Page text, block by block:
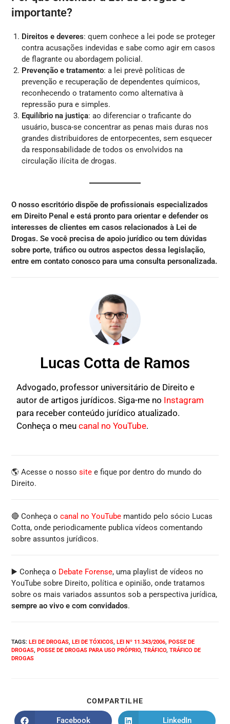
importante?
Direitos e deveres: quem conhece a lei pode se proteger
contra acusações indevidas e sabe como agir em casos
de flagrante ou abordagem policial.
Prevenção e tratamento: a lei prevê políticas de
prevenção e recuperação de dependentes químicos,
reconhecendo o tratamento como alternativa à
repressão pura e simples.
Equilíbrio na justiça: ao diferenciar o traficante do
usuário, busca-se concentrar as penas mais duras nos
grandes distribuidores de entorpecentes, sem esquecer
da responsabilidade de todos os envolvidos na
circulação ilícita de drogas.
O nosso escritório dispõe de profissionais especializados
em Direito Penal e está pronto para orientar e defender os
interesses de clientes em casos relacionados à Lei de
Drogas. Se você precisa de apoio jurídico ou tem dúvidas
sobre porte, tráfico ou outros aspectos dessa legislação,
entre em contato conosco para uma consulta personalizada.
Lucas Cotta de Ramos
Advogado, professor universitário de Direito e
autor de artigos jurídicos. Siga-me no Instagram
para receber conteúdo jurídico atualizado.
Conheça o meucanal no YouTube.
🌎 Acesse o nossosite e fique por dentro do mundo do
Direito.
🔴 Conheça ocanal no YouTube mantido pelo sócio Lucas
Cotta, onde periodicamente publica vídeos comentando
sobre assuntos jurídicos.
▶️ Conheça o Debate Forense, uma playlist de vídeos no
YouTube sobre Direito, política e opinião, onde tratamos
sobre os mais variados assuntos sob a perspectiva jurídica,
sempre ao vivo e com convidados.
TAGS:LEI DE DROGAS, LEI DE TÓXICOS, LEI Nº 11.343/2006, POSSE DE
DROGAS, POSSE DE DROGAS PARA USO PRÓPRIO, TRÁFICO, TRÁFICO DE
DROGAS
COMPARTILHE
Facebook LinkedIn